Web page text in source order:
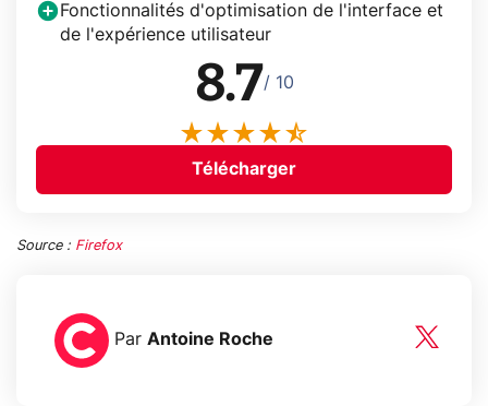
Fonctionnalités d'optimisation de l'interface et
de l'expérience utilisateur
8.7/ 10
Télécharger
Source : Firefox
Par Antoine Roche